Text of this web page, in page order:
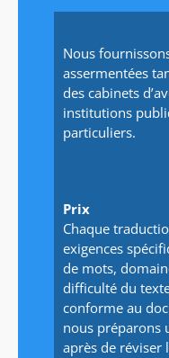
Nous
assermentées
des cabinets
institutions
particuliers.
Prix
Chaque
exigences
de mots,
difficulté du
conforme au
nous préparons
après de réviser